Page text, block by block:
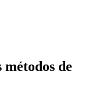
métodos de